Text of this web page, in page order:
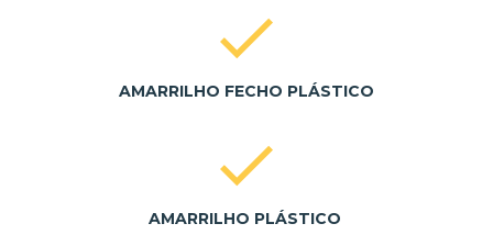
AMARRILHO FECHO PLÁSTICO
AMARRILHO PLÁSTICO